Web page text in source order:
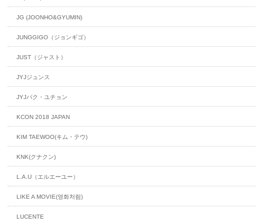
JG (JOONHO&GYUMIN)
JUNGGIGO（ジョンギゴ）
JUST（ジャスト）
JYJジュンス
JYJパク・ユチョン
KCON 2018 JAPAN
KIM TAEWOO(キム・テウ)
KNK(クナクン)
L.A.U（エルエーユー）
LIKE A MOVIE(영화처럼)
LUCENTE